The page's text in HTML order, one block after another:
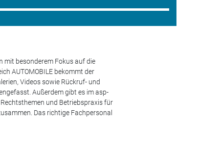
mit besonderem Fokus auf die
AUTOMOBILE bekommt der
Videos sowie Rückruf- und
Außerdem gibt es im asp-
und Betriebspraxis für
Das richtige Fachpersonal